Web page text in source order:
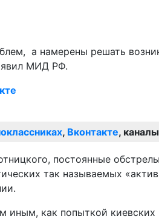
а намерены решать
МИД РФ.
, Вконтакте, каналы
постоянные
так называемых
иным, как попыткой киевских